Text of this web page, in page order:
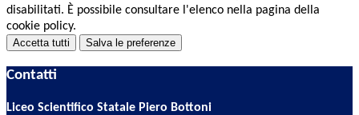
disabilitati. È possibile consultare l'elenco nella pagina della
cookie policy.
Accetta tutti Salva le preferenze
Contatti
Liceo Scientifico Statale Piero Bottoni